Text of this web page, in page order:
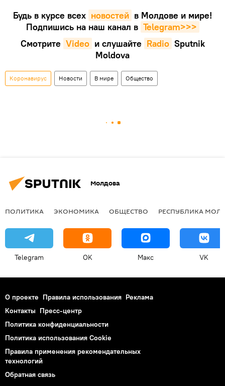
Будь в курсе всех новостей в Молдове и мире!
Подпишись на наш канал в Telegram>>>
Смотрите Video и слушайте Radio Sputnik
Moldova
Коронавирус Новости В мире Общество
Молдова
ПОЛИТИКА ЭКОНОМИКА ОБЩЕСТВО РЕСПУБЛИКА
Telegram OK Макс VK
О проекте Правила использования Реклама
Контакты Пресс-центр
Политика конфиденциальности
Политика использования Cookie
Правила применения рекомендательных
технологий
Обратная связь